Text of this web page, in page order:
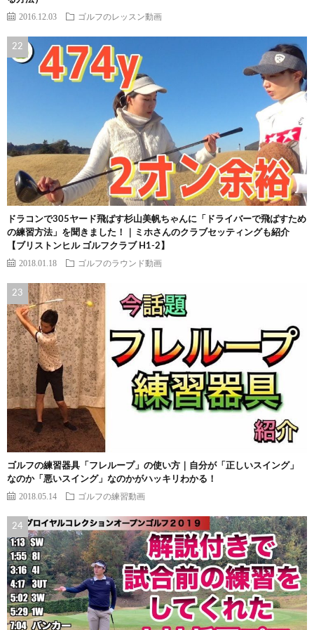
2016.12.03 ゴルフのレッスン動画
ドラコンで305ヤード飛ばす杉山美帆ちゃんに「ドライバーで飛ばすため
の練習方法」を聞きました！｜ミホさんのクラブセッティングも紹介
【ブリストンヒル ゴルフクラブ H1-2】
2018.01.18 ゴルフのラウンド動画
ゴルフの練習器具「フレループ」の使い方｜自分が「正しいスイング」
なのか「悪いスイング」なのかがハッキリわかる！
2018.05.14 ゴルフの練習動画